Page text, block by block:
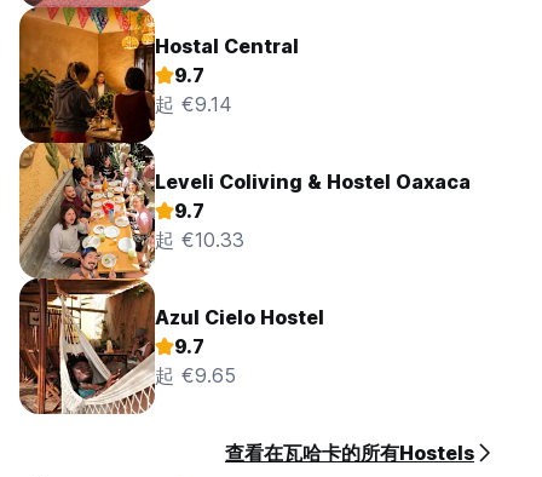
Hostal Central
9.7
起 €9.14
Leveli Coliving & Hostel Oaxaca
9.7
起 €10.33
Azul Cielo Hostel
9.7
起 €9.65
查看在瓦哈卡的所有Hostels